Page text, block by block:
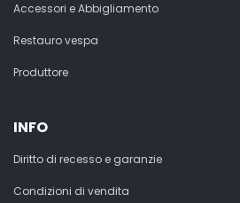
Accessori e Abbigliamento
Restauro vespa
Produttore
INFO
Diritto di recesso e garanzie
Condizioni di vendita